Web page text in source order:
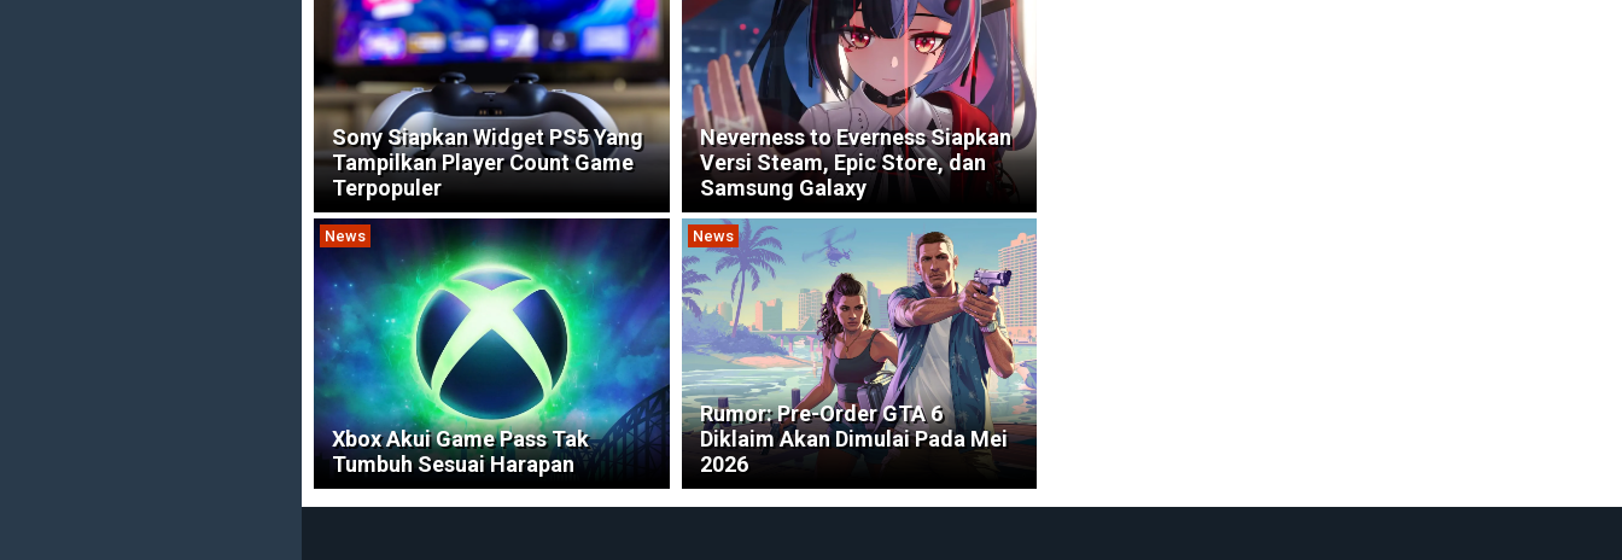
Sony Siapkan Widget PS5 Yang
Tampilkan Player Count Game
Terpopuler
Neverness to Everness Siapkan
Versi Steam, Epic Store, dan
Samsung Galaxy
News
Xbox Akui Game Pass Tak
Tumbuh Sesuai Harapan
News
Rumor: Pre-Order GTA 6
Diklaim Akan Dimulai Pada Mei
2026